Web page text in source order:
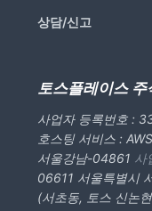
상담/신고
토스플레이스 주
사업자 등록번호 :
호스팅 서비스 :
서울강남-04861 사
06611 서울특별시
(서초동, 토스 신논